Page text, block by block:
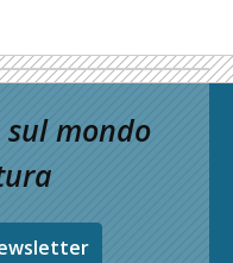
mondo